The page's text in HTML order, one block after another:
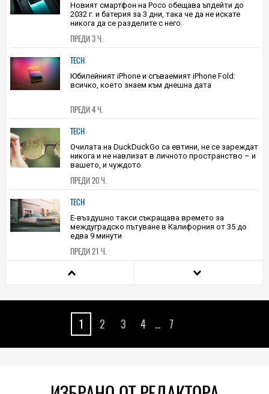
Новият смартфон на Poco обещава ъпдейти до
2032 г. и батерия за 3 дни, така че да не искате
никога да се разделите с него
ПРЕДИ 3 Ч.
TECH
Юбилейният iPhone и сгъваемият iPhone Fold:
всичко, което знаем към днешна дата
ПРЕДИ 4 Ч.
TECH
Очилата на DuckDuckGo са евтини, не се зареждат
никога и не навлизат в личното пространство – и
вашето, и чуждото
ПРЕДИ 20 Ч.
TECH
Е-въздушно такси съкращава времето за
междуградско пътуване в Калифорния от 35 до
едва 9 минути
ПРЕДИ 21 Ч.
HIEND
ПРЕДИ 22 Ч.
1 2 3 4 ... 7